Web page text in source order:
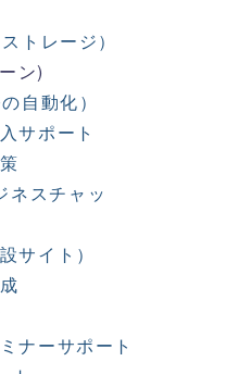
トレージ）
ン)
自動化）
サポート
スチャッ
サイト）
ナーサポート